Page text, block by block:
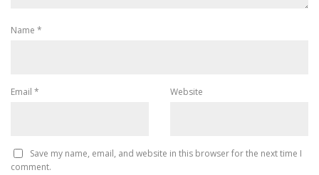
Name *
Email * Website
Save my name, email, and website in this browser for the next time I
comment.